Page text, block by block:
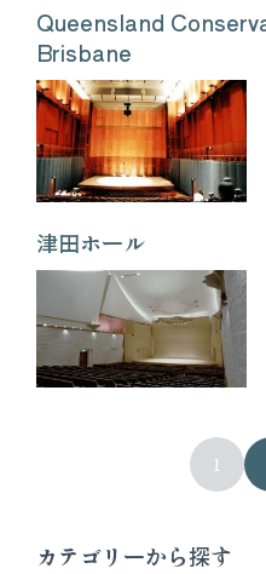
Queensland
Brisbane
津田ホール
1
カテゴリーから探す